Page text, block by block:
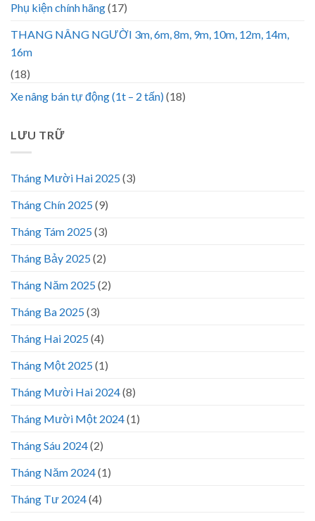
Phụ kiện chính hãng(17)
THANG NÂNG NGƯỜI 3m, 6m, 8m, 9m, 10m, 12m, 14m,
16m
(18)
Xe nâng bán tự động (1t – 2 tấn)(18)
LƯU TRỮ
Tháng Mười Hai 2025(3)
Tháng Chín 2025(9)
Tháng Tám 2025(3)
Tháng Bảy 2025(2)
Tháng Năm 2025(2)
Tháng Ba 2025(3)
Tháng Hai 2025(4)
Tháng Một 2025(1)
Tháng Mười Hai 2024(8)
Tháng Mười Một 2024(1)
Tháng Sáu 2024(2)
Tháng Năm 2024(1)
Tháng Tư 2024(4)